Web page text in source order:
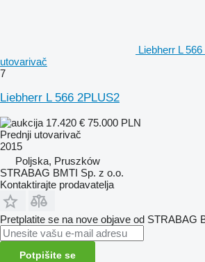
Liebherr L
utovarivač
7
Liebherr L 566 2PLUS2
17.420 € 75.000 PLN
Prednji utovarivač
2015
Poljska, Pruszków
STRABAG BMTI Sp. z o.o.
Kontaktirajte prodavatelja
Pretplatite se na nove objave od STRABAG
Potpišite se